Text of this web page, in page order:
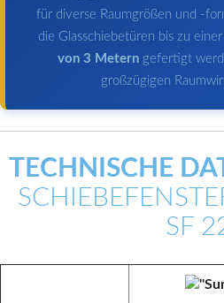
für diverse Raumgrößen und -
die Glasschiebetüren bis zu einer
von 3 Metern gefertigt
großzügigen
TECHNISCHE
SF